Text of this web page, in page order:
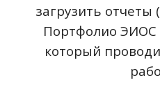
загрузить отчеты
Портфолио ЭИОС
который